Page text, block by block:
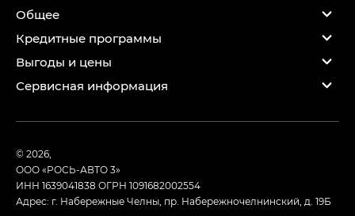
Общее
Кредитные программы
Выгоды и цены
Сервисная информация
© 2026,
ООО «РОСЬ-АВТО 3»
ИНН 1639041838 ОГРН 1091682002554
Адрес: г. Набережные Челны, пр. Набережночелнинский, д. 19Б